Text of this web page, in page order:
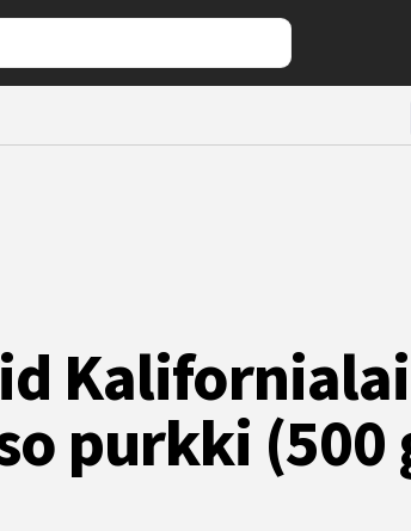
purkki (500